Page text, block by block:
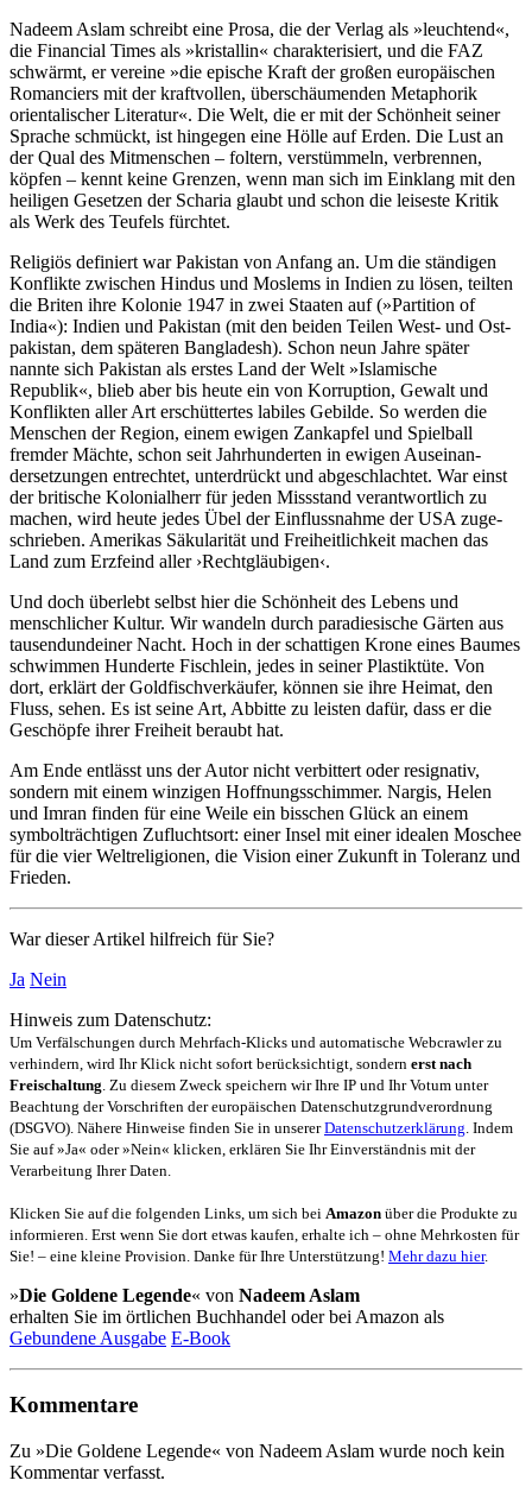
Nadeem Aslam schreibt eine Prosa, die der Verlag als »leuch­tend«,
die Financial Times als »kristallin« charakteri­siert, und die FAZ
schwärmt, er vereine »die epische Kraft der großen europäi­schen
Roman­ciers mit der kraft­vollen, überschäu­menden Meta­phorik
orienta­lischer Literatur«. Die Welt, die er mit der Schön­heit seiner
Sprache schmückt, ist hin­gegen eine Hölle auf Erden. Die Lust an
der Qual des Mitmen­schen – foltern, verstüm­meln, verbren­nen,
köpfen – kennt keine Grenzen, wenn man sich im Einklang mit den
heiligen Gesetzen der Scharia glaubt und schon die leiseste Kritik
als Werk des Teufels fürchtet.
Religiös definiert war Pakistan von Anfang an. Um die ständigen
Konflikte zwischen Hindus und Moslems in Indien zu lösen, teilten
die Briten ihre Kolonie 1947 in zwei Staaten auf (»Partition of
India«): Indien und Pakistan (mit den beiden Teilen West- und Ost­
pakis­tan, dem späteren Bangla­desh). Schon neun Jahre später
nannte sich Pakistan als erstes Land der Welt »Islamische
Republik«, blieb aber bis heute ein von Korrup­tion, Gewalt und
Konflik­ten aller Art erschüt­tertes labiles Gebilde. So werden die
Menschen der Region, einem ewigen Zank­apfel und Spiel­ball
fremder Mächte, schon seit Jahr­hunder­ten in ewigen Aus­einan­
derset­zungen entrechtet, unterdrückt und abge­schlach­tet. War einst
der britische Kolonial­herr für jeden Missstand verant­wort­lich zu
machen, wird heute jedes Übel der Einfluss­nahme der USA zuge­
schrie­ben. Amerikas Säkula­rität und Frei­heit­lich­keit machen das
Land zum Erzfeind aller ›Recht­gläubi­gen‹.
Und doch überlebt selbst hier die Schön­heit des Lebens und
mensch­licher Kultur. Wir wandeln durch paradie­sische Gärten aus
tausend­und­einer Nacht. Hoch in der schattigen Krone eines Baumes
schwimmen Hunderte Fischlein, jedes in seiner Plastik­tüte. Von
dort, erklärt der Gold­fisch­verkäu­fer, können sie ihre Heimat, den
Fluss, sehen. Es ist seine Art, Abbitte zu leisten dafür, dass er die
Geschöpfe ihrer Freiheit beraubt hat.
Am Ende entlässt uns der Autor nicht verbittert oder resignativ,
sondern mit einem winzigen Hoffnungs­schimmer. Nargis, Helen
und Imran finden für eine Weile ein bisschen Glück an einem
symbol­trächti­gen Zufluchts­ort: einer Insel mit einer idealen Moschee
für die vier Welt­religio­nen, die Vision einer Zukunft in Tole­ranz und
Frieden.
War dieser Artikel hilfreich für Sie?
Ja Nein
Hinweis zum Datenschutz:
Um Verfälschungen durch Mehrfach-Klicks und automatische Webcrawler zu
verhindern, wird Ihr Klick nicht sofort berücksichtigt, sondern erst nach
Freischaltung . Zu diesem Zweck speichern wir Ihre IP und Ihr Votum unter
Beachtung der Vorschriften der europäischen Datenschutzgrundverordnung
(DSGVO). Nähere Hinweise finden Sie in unsererDatenschutzerklärung . Indem
Sie auf »Ja« oder »Nein« klicken, erklären Sie Ihr Einverständnis mit der
Verarbeitung Ihrer Daten.
Klicken Sie auf die folgenden Links, um sich bei Amazon über die Produkte zu
informieren. Erst wenn Sie dort etwas kaufen, erhalte ich – ohne Mehrkosten für
Sie! – eine kleine Provision. Danke für Ihre Unterstützung! Mehr dazu hier.
»Die Goldene Legende« von Nadeem Aslam
erhalten Sie im örtlichen Buchhandel oder bei Amazon als
Gebundene Ausgabe E-Book
Kommentare
Zu »Die Goldene Legende« von Nadeem Aslam wurde noch kein
Kommentar verfasst.